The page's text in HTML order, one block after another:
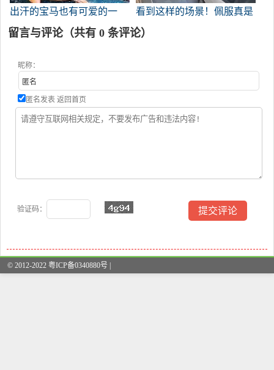
出汗的宝马也有可爱的一
面。
看到这样的场景！佩服真是
佩服！
留言与评论（共有 0 条评论）
昵称：
匿名发表 返回首页
验证码：
© 2012-2022 粤ICP备0340880号 |